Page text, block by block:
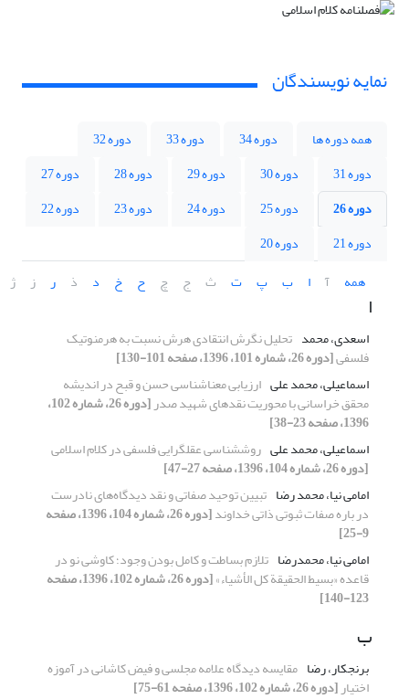
نمایه نویسندگان
همه دوره ها دوره 34 دوره 33
دوره 32
دوره 31
دوره 30 دوره 29 دوره 28
دوره 27
دوره 26
دوره 25 دوره 24 دوره 23
دوره 22
دوره 21
دوره 20
همه
آ ا ب پ ت ث ج چ ح خ د ذ ر ز ژ
ا
اسعدی، محمد تحلیل نگرش انتقادی هرش نسبت به هرمنوتیک
فلسفی[دوره 26، شماره 101، 1396، صفحه 101-130]
اسماعیلی، محمد علی ارزیابی معناشناسی حسن و قبح در اندیشه
محقق خراسانی با محوریت نقدهای شهید صدر [دوره 26، شماره 102،
1396، صفحه 23-38]
اسماعیلی، محمد علی روششناسی عقلگرایی فلسفی در کلام اسلامی
[دوره 26، شماره 104، 1396، صفحه 27-47]
امامی نیا، محمد رضا تبیین توحید صفاتی و نقد دیدگاه‌های نادرست
در باره صفات ثبوتی ذاتی خداوند [دوره 26، شماره 104، 1396، صفحه
9-25]
امامی نیا، محمدرضا تلازم بساطت و کامل بودن وجود؛ کاوشی نو در
قاعده «بسیط الحقیقة کل الأشیاء» [دوره 26، شماره 102، 1396، صفحه
123-140]
ب
برنجکار، رضا مقایسه دیدگاه علامه مجلسی و فیض کاشانی در آموزه
اختیار[دوره 26، شماره 102، 1396، صفحه 61-75]